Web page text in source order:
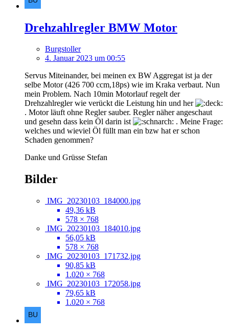
Drehzahlregler BMW Motor
Burgstoller
4. Januar 2023 um 00:55
Servus Miteinander, bei meinen ex BW Aggregat ist ja der
selbe Motor (426 700 ccm,18ps) wie im Kraka verbaut. Nun
mein Problem. Nach 10min Motorlauf regelt der
Drehzahlregler wie verückt die Leistung hin und her
. Motor läuft ohne Regler sauber. Regler näher angeschaut
und gesehn dass kein Öl darin ist
. Meine Frage:
welches und wieviel Öl füllt man ein bzw hat er schon
Schaden genommen?
Danke und Grüsse Stefan
Bilder
IMG_20230103_184000.jpg
49,36 kB
578 × 768
IMG_20230103_184010.jpg
56,05 kB
578 × 768
IMG_20230103_171732.jpg
90,85 kB
1.020 × 768
IMG_20230103_172058.jpg
79,65 kB
1.020 × 768